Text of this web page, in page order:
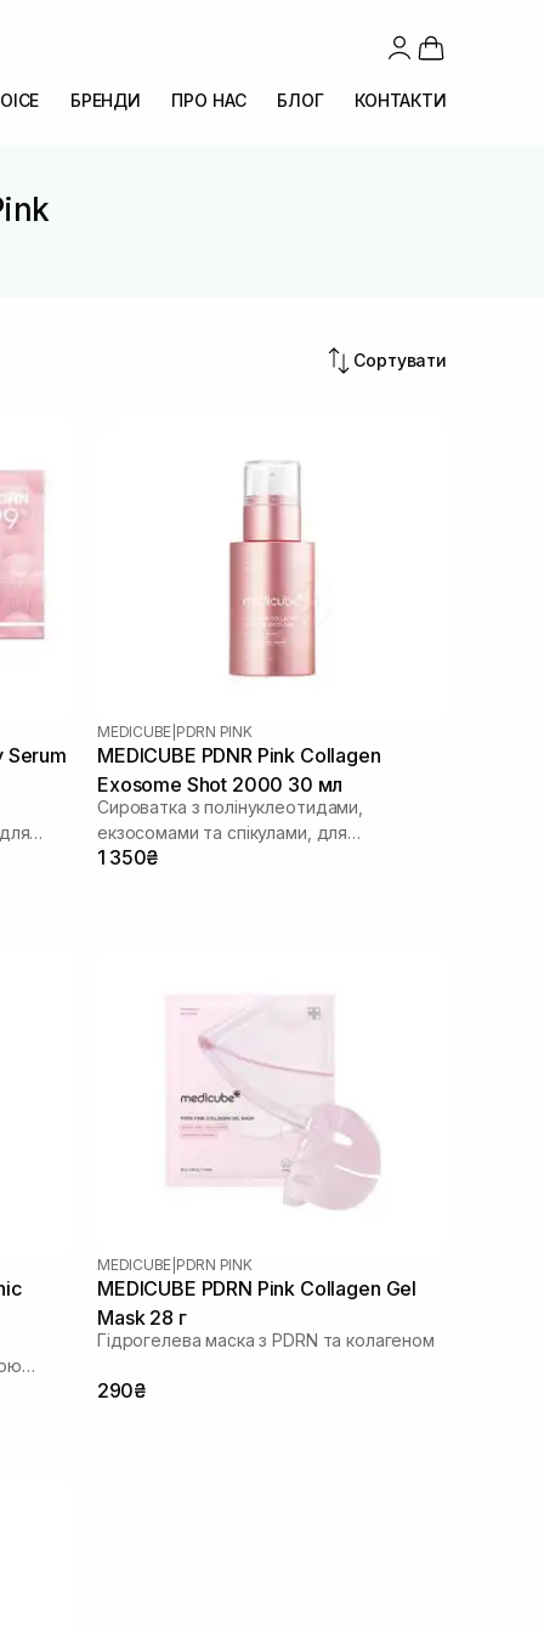
БРЕНДИ ПРО НАС БЛОГ КОНТАКТИ
Сортувати
Serum
MEDICUBE PDRN PINK
MEDICUBE PDNR Pink Collagen
Exosome Shot 2000 30 мл
Сироватка з полінуклеотидами,
екзосомами та спікулами, для
щоденного використання
1 350₴
MEDICUBE PDRN PINK
MEDICUBE PDRN Pink Collagen Gel
Mask 28 г
Гідрогелева маска з PDRN та колагеном
290₴